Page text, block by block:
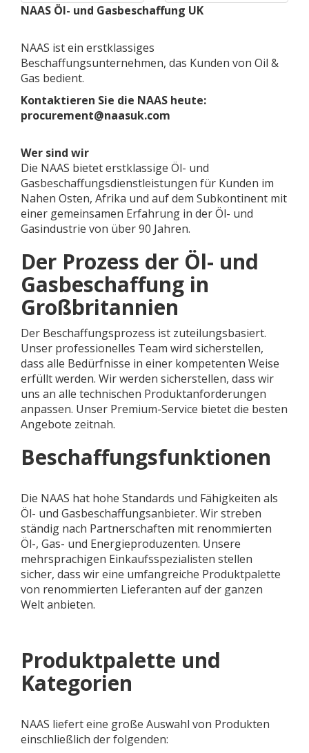
NAAS Öl- und Gasbeschaffung UK
NAAS ist ein erstklassiges
Beschaffungsunternehmen, das Kunden von Oil &
Gas bedient.
Kontaktieren Sie die NAAS heute:
procurement@naasuk.com
Wer sind wir
Die NAAS bietet erstklassige Öl- und
Gasbeschaffungsdienstleistungen für Kunden im
Nahen Osten, Afrika und auf dem Subkontinent mit
einer gemeinsamen Erfahrung in der Öl- und
Gasindustrie von über 90 Jahren.
Der Prozess der Öl- und
Gasbeschaffung in
Großbritannien
Der Beschaffungsprozess ist zuteilungsbasiert.
Unser professionelles Team wird sicherstellen,
dass alle Bedürfnisse in einer kompetenten Weise
erfüllt werden. Wir werden sicherstellen, dass wir
uns an alle technischen Produktanforderungen
anpassen. Unser Premium-Service bietet die besten
Angebote zeitnah.
Beschaffungsfunktionen
Die NAAS hat hohe Standards und Fähigkeiten als
Öl- und Gasbeschaffungsanbieter. Wir streben
ständig nach Partnerschaften mit renommierten
Öl-, Gas- und Energieproduzenten. Unsere
mehrsprachigen Einkaufsspezialisten stellen
sicher, dass wir eine umfangreiche Produktpalette
von renommierten Lieferanten auf der ganzen
Welt anbieten.
Produktpalette und
Kategorien
NAAS liefert eine große Auswahl von Produkten
einschließlich der folgenden: